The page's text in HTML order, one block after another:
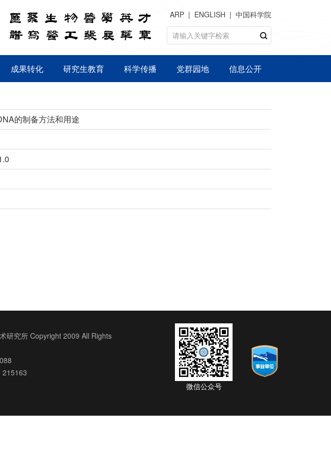
ARP ENGLISH 中国科学院
成果转化 研究生教育 科学传播 党群园地 信息公开
的制备方法和用途
研究所 Copyright 2009 All Rights
215163
微信公众号